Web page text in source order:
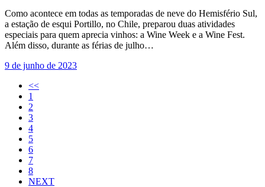
Como acontece em todas as temporadas de neve do Hemisfério Sul,
a estação de esqui Portillo, no Chile, preparou duas atividades
especiais para quem aprecia vinhos: a Wine Week e a Wine Fest.
Além disso, durante as férias de julho…
9 de junho de 2023
<<
1
2
3
4
5
6
7
8
NEXT